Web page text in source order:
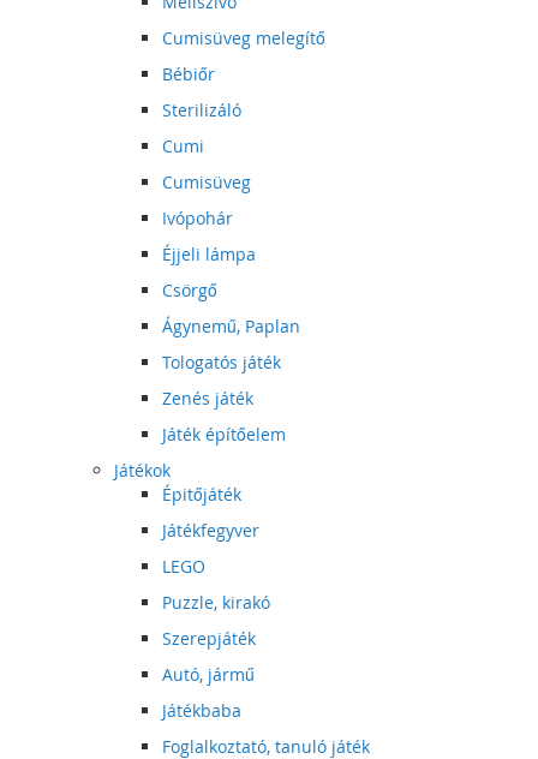
Cumisüveg melegítő
Bébiőr
Sterilizáló
Cumi
Cumisüveg
Ivópohár
Éjjeli lámpa
Csörgő
Ágynemű, Paplan
Tologatós játék
Zenés játék
Játék építőelem
Játékok
Épitőjáték
Játékfegyver
LEGO
Puzzle, kirakó
Szerepjáték
Autó, jármű
Játékbaba
Foglalkoztató, tanuló játék